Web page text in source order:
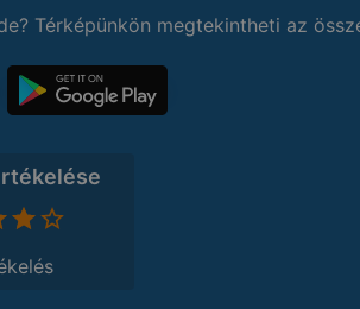
Térképünkön megtekintheti az